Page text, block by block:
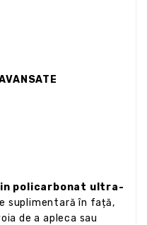
policarbonat ultra-
suplimentară în față,
de a apleca sau